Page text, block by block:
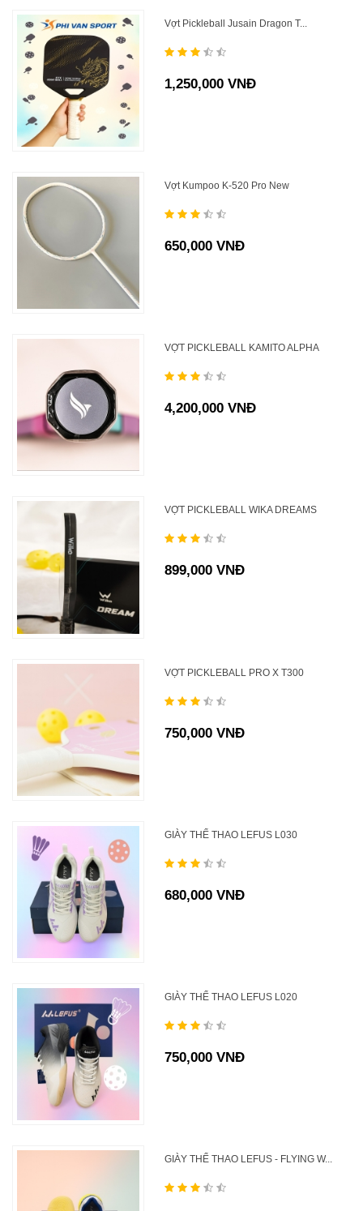
Vợt Pickleball Jusain Dragon T...
1,250,000 VNĐ
Vợt Kumpoo K-520 Pro New
650,000 VNĐ
VỢT PICKLEBALL KAMITO ALPHA
4,200,000 VNĐ
VỢT PICKLEBALL WIKA DREAMS
899,000 VNĐ
VỢT PICKLEBALL PRO X T300
750,000 VNĐ
GIÀY THỂ THAO LEFUS L030
680,000 VNĐ
GIÀY THỂ THAO LEFUS L020
750,000 VNĐ
GIÀY THỂ THAO LEFUS - FLYING W...